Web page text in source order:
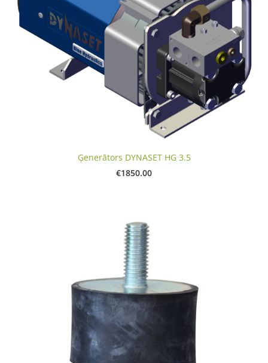
Ģenerātors DYNASET HG 3.5
€1850.00